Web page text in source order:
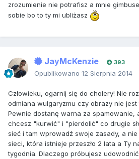
zrozumienie nie potrafisz a mnie
sobie bo to ty mi ubliżasz
JayMcKenzie 393
Opublikowano 12 Sierpnia 2014
Człowieku, ogarnij się do cholery! Nie
odmiana wulgaryzmu czy obrazy nie
Pewnie dostanę warna za spamowanie,
chcesz "kurwić" i "pierdolić" co drugie
sieć i tam wprowadź swoje zasady, a
sieci, która istnieje przeszło 2 lata a Ty
tygodnia. Dlaczego próbujesz